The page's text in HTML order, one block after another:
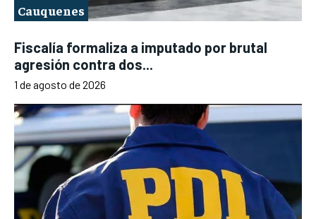
Cauquenes
Fiscalía formaliza a imputado por brutal
agresión contra dos...
1 de agosto de 2026